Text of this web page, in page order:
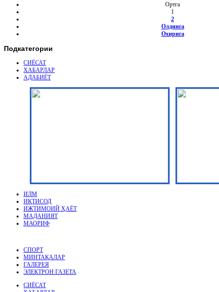
Ортга
1
2
Олдинга
Охирига
Подкатегории
СИЁСАТ
ХАБАРЛАР
АДАБИЁТ
ИЛМ
ИҚТИСОД
ИЖТИМОИЙ ҲАЁТ
МАДАНИЯТ
МАОРИФ
СПОРТ
МИНТАҚАЛАР
ГАЛЕРЕЯ
ЭЛЕКТРОН ГАЗЕТА
СИЁСАТ